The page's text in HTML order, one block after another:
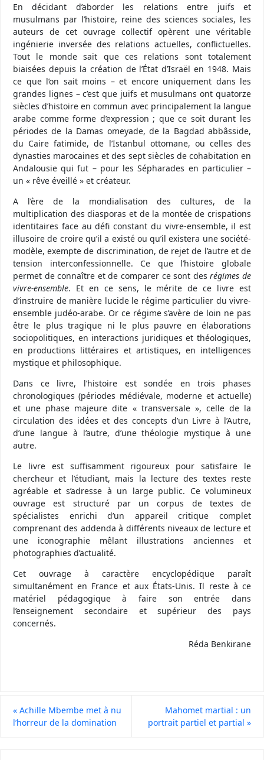
En décidant d’aborder les relations entre juifs et
musulmans par l’histoire, reine des sciences sociales, les
auteurs de cet ouvrage collectif opèrent une véritable
ingénierie inversée des relations actuelles, conflictuelles.
Tout le monde sait que ces relations sont totalement
biaisées depuis la création de l’État d’Israël en 1948. Mais
ce que l’on sait moins – et encore uniquement dans les
grandes lignes – c’est que juifs et musulmans ont quatorze
siècles d’histoire en commun avec principalement la langue
arabe comme forme d’expression ; que ce soit durant les
périodes de la Damas omeyade, de la Bagdad abbâsside,
du Caire fatimide, de l’Istanbul ottomane, ou celles des
dynasties marocaines et des sept siècles de cohabitation en
Andalousie qui fut – pour les Sépharades en particulier –
un « rêve éveillé » et créateur.
A l’ère de la mondialisation des cultures, de la
multiplication des diasporas et de la montée de crispations
identitaires face au défi constant du vivre-ensemble, il est
illusoire de croire qu’il a existé ou qu’il existera une société-
modèle, exempte de discrimination, de rejet de l’autre et de
tension interconfessionnelle. Ce que l’histoire globale
permet de connaître et de comparer ce sont desrégimes de
vivre-ensemble. Et en ce sens, le mérite de ce livre est
d’instruire de manière lucide le régime particulier du vivre-
ensemble judéo-arabe. Or ce régime s’avère de loin ne pas
être le plus tragique ni le plus pauvre en élaborations
sociopolitiques, en interactions juridiques et théologiques,
en productions littéraires et artistiques, en intelligences
mystique et philosophique.
Dans ce livre, l’histoire est sondée en trois phases
chronologiques (périodes médiévale, moderne et actuelle)
et une phase majeure dite « transversale », celle de la
circulation des idées et des concepts d’un Livre à l’Autre,
d’une langue à l’autre, d’une théologie mystique à une
autre.
Le livre est suffisamment rigoureux pour satisfaire le
chercheur et l’étudiant, mais la lecture des textes reste
agréable et s’adresse à un large public. Ce volumineux
ouvrage est structuré par un corpus de textes de
spécialistes enrichi d’un appareil critique complet
comprenant des addenda à différents niveaux de lecture et
une iconographie mêlant illustrations anciennes et
photographies d’actualité.
Cet ouvrage à caractère encyclopédique paraît
simultanément en France et aux États-Unis. Il reste à ce
matériel pédagogique à faire son entrée dans
l’enseignement secondaire et supérieur des pays
concernés.
Réda Benkirane
« Achille Mbembe met à nu
l’horreur de la domination
Mahomet martial : un
portrait partiel et partial »